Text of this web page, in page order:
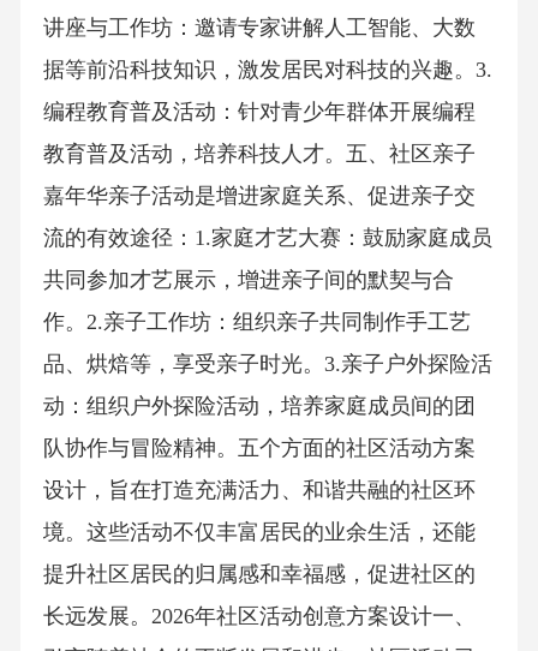
讲座与工作坊：邀请专家讲解人工智能、大数
据等前沿科技知识，激发居民对科技的兴趣。3.
编程教育普及活动：针对青少年群体开展编程
教育普及活动，培养科技人才。五、社区亲子
嘉年华亲子活动是增进家庭关系、促进亲子交
流的有效途径：1.家庭才艺大赛：鼓励家庭成员
共同参加才艺展示，增进亲子间的默契与合
作。2.亲子工作坊：组织亲子共同制作手工艺
品、烘焙等，享受亲子时光。3.亲子户外探险活
动：组织户外探险活动，培养家庭成员间的团
队协作与冒险精神。五个方面的社区活动方案
设计，旨在打造充满活力、和谐共融的社区环
境。这些活动不仅丰富居民的业余生活，还能
提升社区居民的归属感和幸福感，促进社区的
长远发展。2026年社区活动创意方案设计一、